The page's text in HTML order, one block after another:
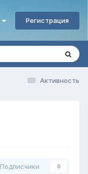
Регистрация
Активность
Подписчики 0